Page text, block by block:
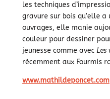
les techniques
gravure sur bois qu’elle
ouvrages, elle manie
couleur pour dessiner
jeunesse comme avec Les
récemment aux Fourmis
www.mathildeponcet.com